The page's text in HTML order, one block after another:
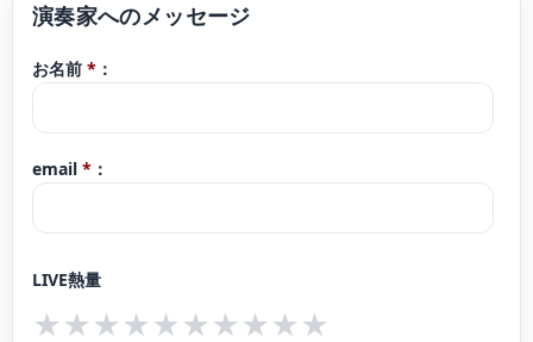
佐知香、篠崎功子の各氏に師事。室内楽を東京クヮルテット、山口裕之、小澤
現在はソロ、室内楽、オーケストラでの客演演奏、コンクールの審査員を務め
劇伴レコーディング、東京FM「ジェットストリーム」の収録に参加する等、幅
広いジャンルで活動している。
お名前 * ：
email * ：
LIVE熱量
★★★★★★★★★★